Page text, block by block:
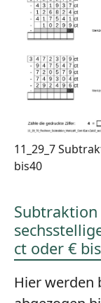
11_29_7
bis40
ct oder €
Hier werden